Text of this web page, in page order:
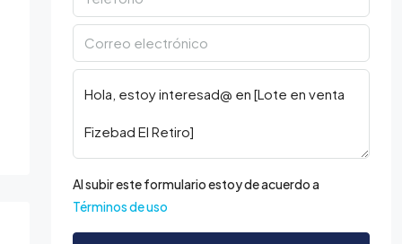
Al subir este formulario estoy de acuerdo a
Términos de uso